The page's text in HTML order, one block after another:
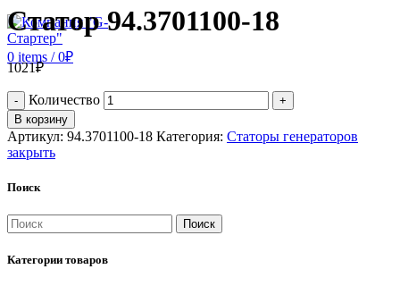
0 items / 0₽
Статор 94.3701100-18
1021₽
Количество
В корзину
Артикул: 94.3701100-18 Категория: Статоры генераторов
закрыть
Поиск
Поиск
Категории товаров